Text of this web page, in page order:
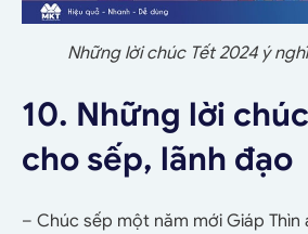
Những lời chúc Tết 2024 ý
10. Những lời
cho sếp, lãnh đạo
– Chúc sếp một năm mới Giáp Thìn